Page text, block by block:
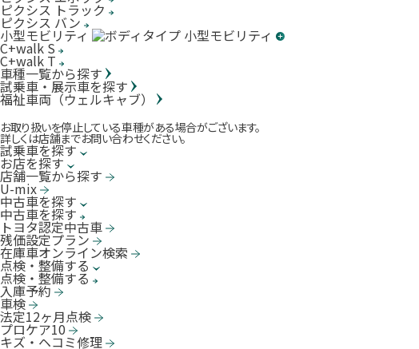
ピクシス トラック
ピクシス バン
小型モビリティ
C+walk S
C+walk T
車種一覧から探す
試乗車・展示車を探す
福祉車両（ウェルキャブ）
お取り扱いを停止している車種がある場合がございます。
詳しくは店舗までお問い合わせください。
試乗車を探す
お店を探す
店舗一覧から探す
U-mix
中古車を探す
中古車を探す
トヨタ認定中古車
残価設定プラン
在庫車オンライン検索
点検・整備する
点検・整備する
入庫予約
車検
法定12ヶ月点検
プロケア10
キズ・ヘコミ修理